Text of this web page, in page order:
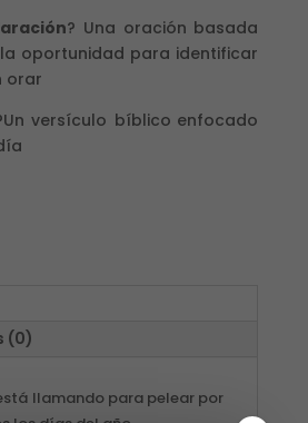
? Una oración basada
oportunidad para identificar
orar
versículo bíblico enfocado
(0)
llamando para pelear por